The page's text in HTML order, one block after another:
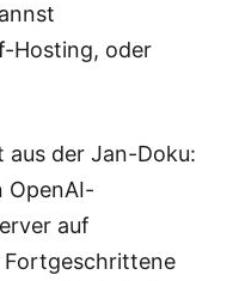
Hosting, oder
aus der Jan-Doku:
OpenAI-
auf
Fortgeschrittene